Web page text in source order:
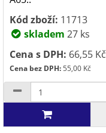
Kód zboží: 11713
skladem 27 ks
Cena s DPH: 66,55 Kč
Cena bez DPH:55,00 Kč